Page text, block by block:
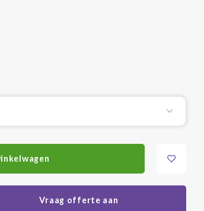
Vraag offerte aan